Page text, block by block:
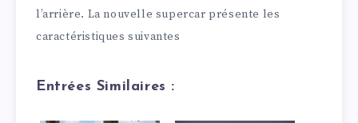
l’arrière. La nouvelle supercar présente les
caractéristiques suivantes
Entrées Similaires :